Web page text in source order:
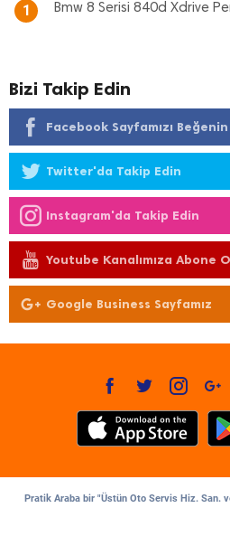
1 Bmw 8 Serisi 840d Xdrive
Bizi Takip Edin
Facebook Sayfamızı Beğenin
Twitter'da Takip Edin
Instagram'da Takip Edin
Youtube Kanalımıza Abone
Google Business Sayfamız
Pratik Araba bir "Üstün Oto Servis Hiz. San.